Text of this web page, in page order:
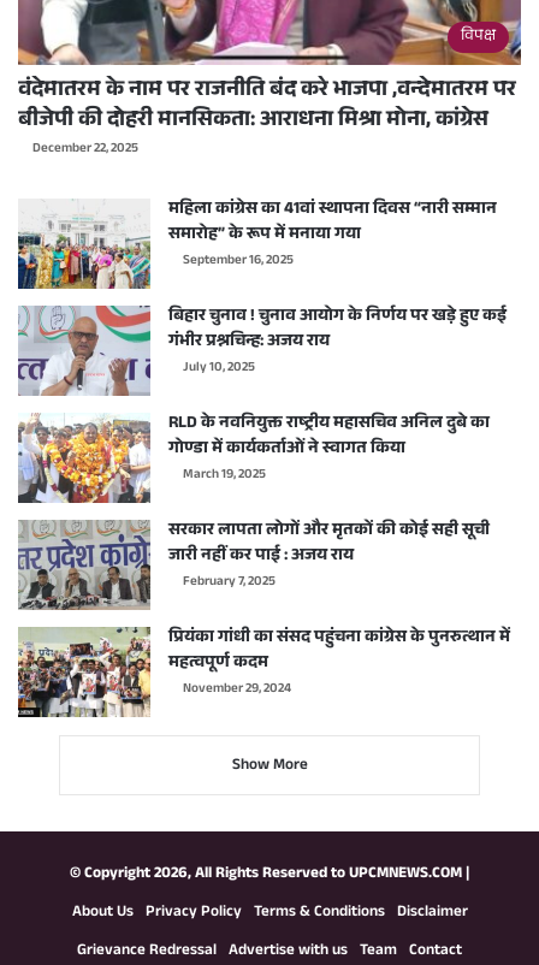
विपक्ष
वंदेमातरम के नाम पर राजनीति बंद करे भाजपा ,वन्देमातरम पर
बीजेपी की दोहरी मानसिकता: आराधना मिश्रा मोना, कांग्रेस
December 22, 2025
महिला कांग्रेस का 41वां स्थापना दिवस “नारी सम्मान
समारोह” के रूप में मनाया गया
September 16, 2025
बिहार चुनाव ! चुनाव आयोग के निर्णय पर खड़े हुए कई
गंभीर प्रश्नचिन्ह: अजय राय
July 10, 2025
RLD के नवनियुक्त राष्ट्रीय महासचिव अनिल दुबे का
गोण्डा में कार्यकर्ताओं ने स्वागत किया
March 19, 2025
सरकार लापता लोगों और मृतकों की कोई सही सूची
जारी नहीं कर पाई : अजय राय
February 7, 2025
प्रियंका गांधी का संसद पहुंचना कांग्रेस के पुनरुत्थान में
महत्वपूर्ण कदम
November 29, 2024
Show More
© Copyright 2026, All Rights Reserved toUPCMNEWS.COM|
About Us Privacy Policy Terms & Conditions Disclaimer
Grievance Redressal Advertise with us Team Contact